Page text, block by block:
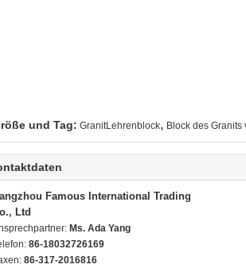
und Tag: GranitLehrenblock, Block des Granits
Famous International Trading
Ltd
Ms. Ada Yang
86-18032726169
86-317-2016816